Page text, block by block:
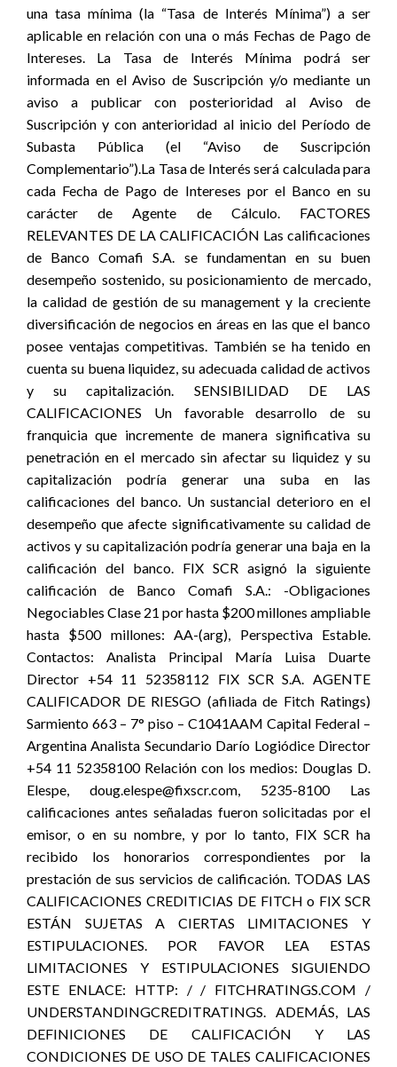
una tasa mínima (la “Tasa de Interés Mínima”) a ser
aplicable en relación con una o más Fechas de Pago de
Intereses. La Tasa de Interés Mínima podrá ser
informada en el Aviso de Suscripción y/o mediante un
aviso a publicar con posterioridad al Aviso de
Suscripción y con anterioridad al inicio del Período de
Subasta Pública (el “Aviso de Suscripción
Complementario”).La Tasa de Interés será calculada para
cada Fecha de Pago de Intereses por el Banco en su
carácter de Agente de Cálculo. FACTORES
RELEVANTES DE LA CALIFICACIÓN Las calificaciones
de Banco Comafi S.A. se fundamentan en su buen
desempeño sostenido, su posicionamiento de mercado,
la calidad de gestión de su management y la creciente
diversificación de negocios en áreas en las que el banco
posee ventajas competitivas. También se ha tenido en
cuenta su buena liquidez, su adecuada calidad de activos
y su capitalización. SENSIBILIDAD DE LAS
CALIFICACIONES Un favorable desarrollo de su
franquicia que incremente de manera significativa su
penetración en el mercado sin afectar su liquidez y su
capitalización podría generar una suba en las
calificaciones del banco. Un sustancial deterioro en el
desempeño que afecte significativamente su calidad de
activos y su capitalización podría generar una baja en la
calificación del banco. FIX SCR asignó la siguiente
calificación de Banco Comafi S.A.: -Obligaciones
Negociables Clase 21 por hasta $200 millones ampliable
hasta $500 millones: AA-(arg), Perspectiva Estable.
Contactos: Analista Principal María Luisa Duarte
Director +54 11 52358112 FIX SCR S.A. AGENTE
CALIFICADOR DE RIESGO (afiliada de Fitch Ratings)
Sarmiento 663 – 7° piso – C1041AAM Capital Federal –
Argentina Analista Secundario Darío Logiódice Director
+54 11 52358100 Relación con los medios: Douglas D.
Elespe, doug.elespe@fixscr.com, 5235-8100 Las
calificaciones antes señaladas fueron solicitadas por el
emisor, o en su nombre, y por lo tanto, FIX SCR ha
recibido los honorarios correspondientes por la
prestación de sus servicios de calificación. TODAS LAS
CALIFICACIONES CREDITICIAS DE FITCH o FIX SCR
ESTÁN SUJETAS A CIERTAS LIMITACIONES Y
ESTIPULACIONES. POR FAVOR LEA ESTAS
LIMITACIONES Y ESTIPULACIONES SIGUIENDO
ESTE ENLACE: HTTP: / / FITCHRATINGS.COM /
UNDERSTANDINGCREDITRATINGS. ADEMÁS, LAS
DEFINICIONES DE CALIFICACIÓN Y LAS
CONDICIONES DE USO DE TALES CALIFICACIONES